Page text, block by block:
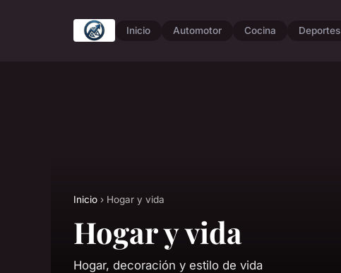
Inicio Automotor Cocina Deportes
Inicio › Hogar y vida
Hogar y vida
Hogar, decoración y estilo de vida